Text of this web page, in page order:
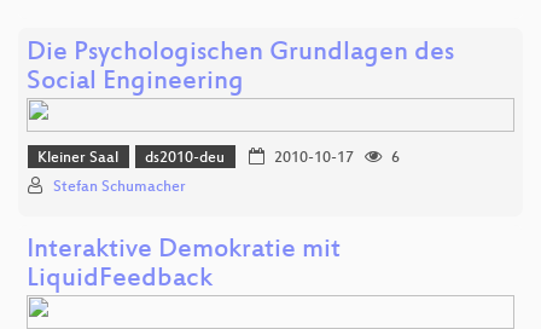
Die Psychologischen Grundlagen des
Social Engineering
Kleiner Saal ds2010-deu 2010-10-17
6
Stefan Schumacher
Interaktive Demokratie mit
LiquidFeedback